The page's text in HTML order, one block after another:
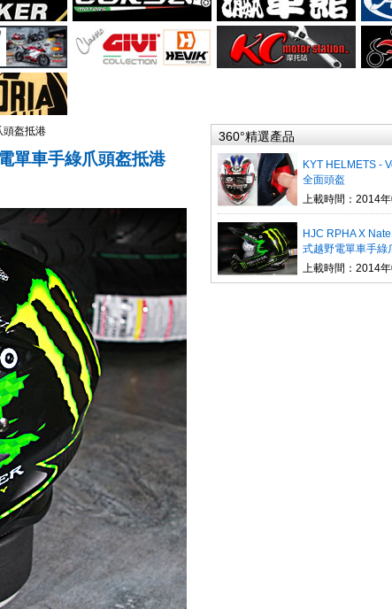
頭盔抵港
單車手綠爪頭盔抵港
360°精選產品
KYT HELMETS -
全面頭盔
上載時間：2014
HJC RPHA X
式越野電單車手綠
上載時間：2014